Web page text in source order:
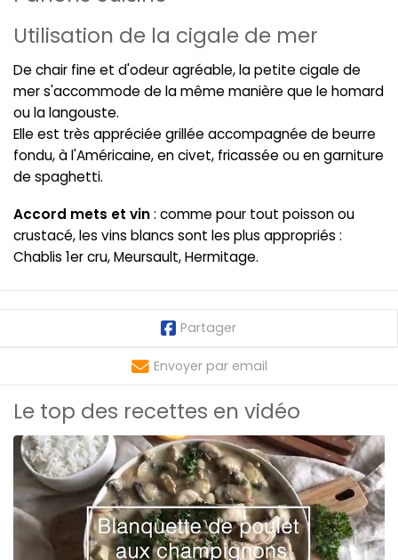
Utilisation de la cigale de mer
De chair fine et d'odeur agréable, la petite cigale de
mer s'accommode de la même manière que le homard
ou la langouste.
Elle est très appréciée grillée accompagnée de beurre
fondu, à l'Américaine, en civet, fricassée ou en garniture
de spaghetti.
Accord mets et vin: comme pour tout poisson ou
crustacé, les vins blancs sont les plus appropriés :
Chablis 1er cru, Meursault, Hermitage.
Partager
Envoyer par email
Le top des recettes en vidéo